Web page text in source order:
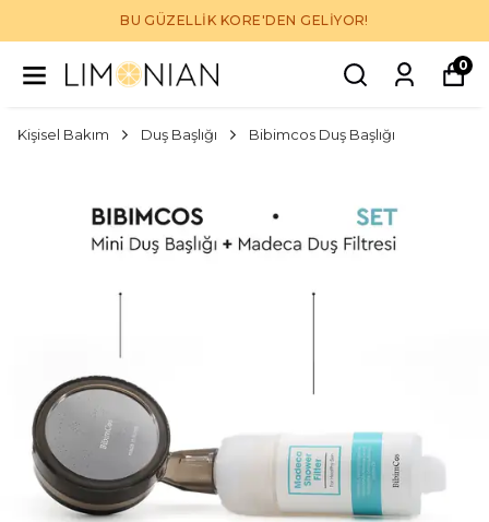
BU GÜZELLİK KORE'DEN GELİYOR!
0
Kişisel Bakım Duş Başlığı Bibimcos Duş Başlığı